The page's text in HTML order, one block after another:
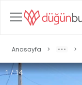
Anasayfa > >
1 / 14